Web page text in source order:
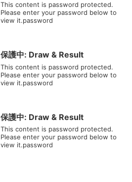
This content is password protected.
Please enter your password below to
view it.password
保護中: Draw & Result
This content is password protected.
Please enter your password below to
view it.password
保護中: Draw & Result
This content is password protected.
Please enter your password below to
view it.password